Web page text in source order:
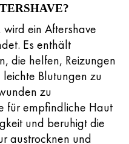
ein Aftershave
Es enthält
die helfen, Reizungen
Blutungen zu
zu
für empfindliche Haut
und beruhigt die
austrocknen und